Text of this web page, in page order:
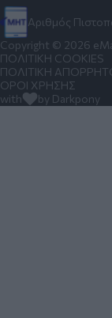
Αριθμός
Copyright © 2026
ΠΟΛΙΤΙΚΗ COOKIES
ΠΟΛΙΤΙΚΗ
ΟΡΟΙ ΧΡΗΣΗΣ
with
by Darkpony